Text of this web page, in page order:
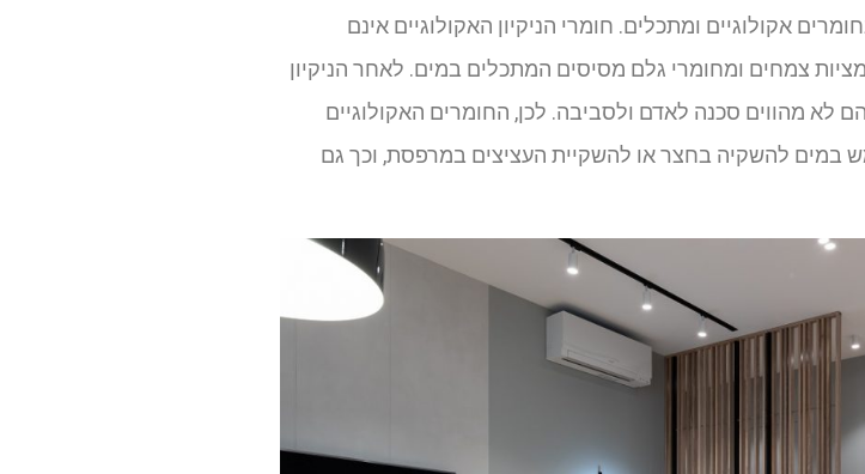
אקולוגיים ומתכלים. חומרי הניקיון האקולוגיים אינם
צמחים ומחומרי גלם מסיסים המתכלים במים. לאחר הניקיון
לא מהווים סכנה לאדם ולסביבה. לכן, החומרים האקולוגיים
במים להשקיה בחצר או להשקיית העציצים במרפסת, וכך גם